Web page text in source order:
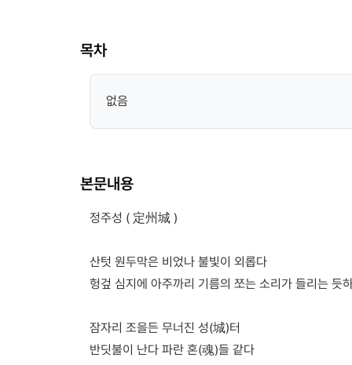
목차
없음
본문내용
정주성 ( 定州城 )
산텃 원두막은 비었나 불빛이 외롭다
헝겊 심지에 아주까리 기름의 쪼는 소리가 들리는 듯
잠자리 조을든 무너진 성(城)터
반딧불이 난다 파란 혼(魂)들 같다